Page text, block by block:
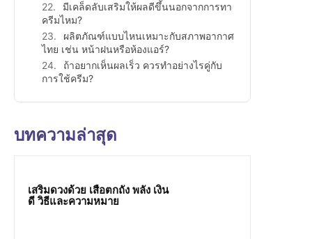
มีเคล็ดลับเสริมให้ผลดีขึ้นนอกจากการทา
ครีมไหม?
ผลิตภัณฑ์แบบไหนเหมาะกับสภาพอากาศ
ไทย เช่น หน้าฝนหรือห้องแอร์?
ถ้าอยากเห็นผลเร็ว ควรทำอย่างไรคู่กับ
การใช้ครีม?
บทความล่าสุด
เสริมดวงด้วย เสือตกถัง พลัง เงิน
ดี วิธีและความหมาย